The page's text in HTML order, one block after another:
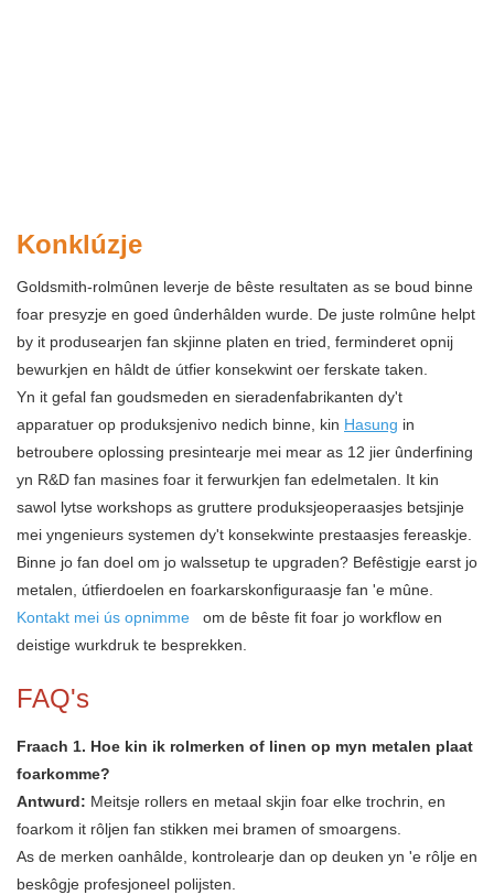
Konklúzje
Goldsmith-rolmûnen leverje de bêste resultaten as se boud binne
foar presyzje en goed ûnderhâlden wurde. De juste rolmûne helpt
by it produsearjen fan skjinne platen en tried, ferminderet opnij
bewurkjen en hâldt de útfier konsekwint oer ferskate taken.
Yn it gefal fan goudsmeden en sieradenfabrikanten dy't
apparatuer op produksjenivo nedich binne, kin Hasung in
betroubere oplossing presintearje mei mear as 12 jier ûnderfining
yn R&D fan masines foar it ferwurkjen fan edelmetalen. It kin
sawol lytse workshops as gruttere produksjeoperaasjes betsjinje
mei yngenieurs systemen dy't konsekwinte prestaasjes fereaskje.
Binne jo fan doel om jo walssetup te upgraden? Befêstigje earst jo
metalen, útfierdoelen en foarkarskonfiguraasje fan 'e mûne.
Kontakt mei ús opnimme
om de bêste fit foar jo workflow en
deistige wurkdruk te besprekken.
FAQ's
Fraach 1. Hoe kin ik rolmerken of linen op myn metalen plaat
foarkomme?
Antwurd: Meitsje rollers en metaal skjin foar elke trochrin, en
foarkom it rôljen fan stikken mei bramen of smoargens.
As de merken oanhâlde, kontrolearje dan op deuken yn 'e rôlje en
beskôgje profesjoneel polijsten.